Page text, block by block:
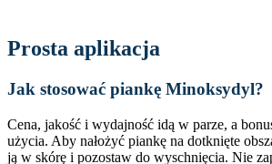
Prosta aplikacja
Jak stosować piankę Minoksydyl?
Cena, jakość i wydajność idą w parze, a
użycia. Aby nałożyć piankę na dotknięte
ją w skórę i pozostaw do wyschnięcia. Nie